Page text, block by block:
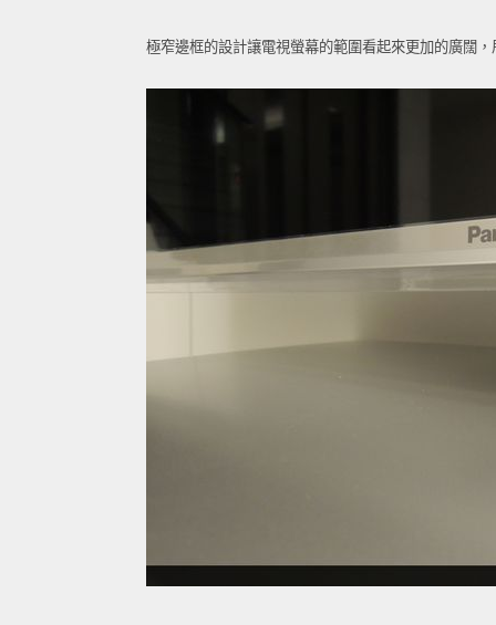
極窄邊框的設計讓電視螢幕的範圍看起來更加的廣闊